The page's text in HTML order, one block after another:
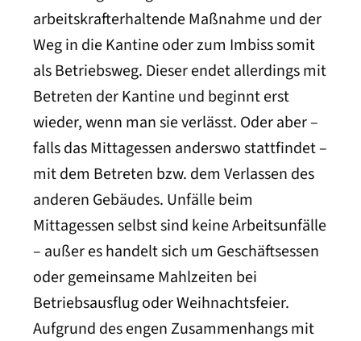
arbeitskrafterhaltende Maßnahme und der
Weg in die Kantine oder zum Imbiss somit
als Betriebsweg. Dieser endet allerdings mit
Betreten der Kantine und beginnt erst
wieder, wenn man sie verlässt. Oder aber –
falls das Mittagessen anderswo stattfindet –
mit dem Betreten bzw. dem Verlassen des
anderen Gebäudes. Unfälle beim
Mittagessen selbst sind keine Arbeitsunfälle
– außer es handelt sich um Geschäftsessen
oder gemeinsame Mahlzeiten bei
Betriebsausflug oder Weihnachtsfeier.
Aufgrund des engen Zusammenhangs mit